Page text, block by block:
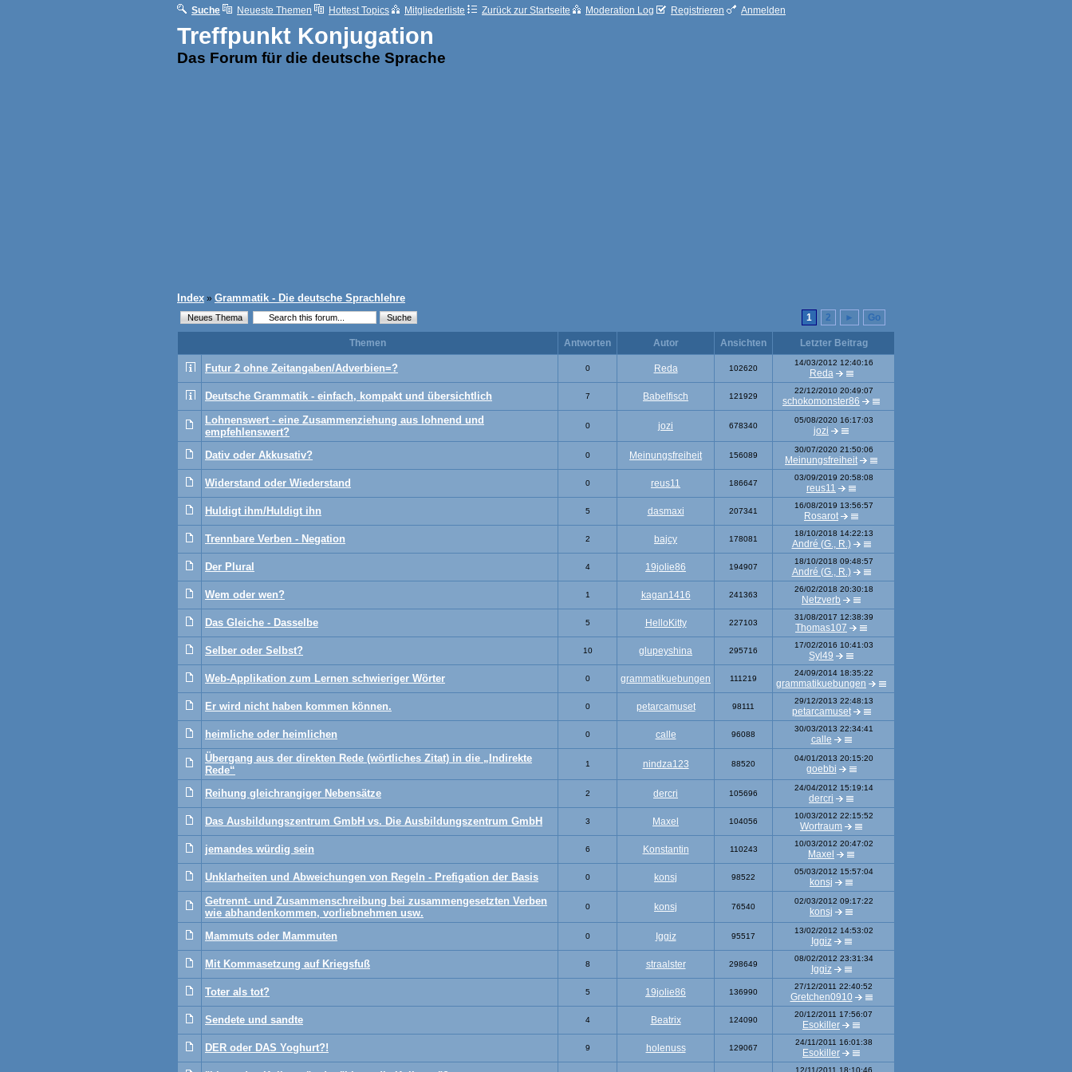
Suche Neueste Themen Hottest Topics Mitgliederliste Zurück zur Startseite Moderation Log Registrieren Anmelden
Treffpunkt Konjugation
Das Forum für die deutsche Sprache
Index » Grammatik - Die deutsche Sprachlehre
1 2 ► Go
Themen Antworten Autor Ansichten Letzter Beitrag
Futur 2 ohne Zeitangaben/Adverbien=? 0 Reda 102620
14/03/2012 12:40:16
Reda
Deutsche Grammatik - einfach, kompakt und übersichtlich 7 Babelfisch 121929
22/12/2010 20:49:07
schokomonster86
Lohnenswert - eine Zusammenziehung aus lohnend und
empfehlenswert?
0 jozi 678340
05/08/2020 16:17:03
jozi
Dativ oder Akkusativ? 0 Meinungsfreiheit 156089
30/07/2020 21:50:06
Meinungsfreiheit
Widerstand oder Wiederstand 0 reus11 186647
03/09/2019 20:58:08
reus11
Huldigt ihm/Huldigt ihn 5 dasmaxi 207341
16/08/2019 13:56:57
Rosarot
Trennbare Verben - Negation 2 bajcy 178081
18/10/2018 14:22:13
André (G., R.)
Der Plural 4 19jolie86 194907
18/10/2018 09:48:57
André (G., R.)
Wem oder wen? 1 kagan1416 241363
26/02/2018 20:30:18
Netzverb
Das Gleiche - Dasselbe 5 HelloKitty 227103
31/08/2017 12:38:39
Thomas107
Selber oder Selbst? 10 glupeyshina 295716
17/02/2016 10:41:03
Syl49
Web-Applikation zum Lernen schwieriger Wörter 0 grammatikuebungen 111219
24/09/2014 18:35:22
grammatikuebungen
Er wird nicht haben kommen können. 0 petarcamuset 98111
29/12/2013 22:48:13
petarcamuset
heimliche oder heimlichen 0 calle 96088
30/03/2013 22:34:41
calle
Übergang aus der direkten Rede (wörtliches Zitat) in die „Indirekte
Rede“
1 nindza123 88520
04/01/2013 20:15:20
goebbi
Reihung gleichrangiger Nebensätze 2 dercri 105696
24/04/2012 15:19:14
dercri
Das Ausbildungszentrum GmbH vs. Die Ausbildungszentrum GmbH 3 Maxel 104056
10/03/2012 22:15:52
Wortraum
jemandes würdig sein 6 Konstantin 110243
10/03/2012 20:47:02
Maxel
Unklarheiten und Abweichungen von Regeln - Prefigation der Basis 0 konsj 98522
05/03/2012 15:57:04
konsj
Getrennt- und Zusammenschreibung bei zusammengesetzten Verben
wie abhandenkommen, vorliebnehmen usw.
0 konsj 76540
02/03/2012 09:17:22
konsj
Mammuts oder Mammuten 0 Iggiz 95517
13/02/2012 14:53:02
Iggiz
Mit Kommasetzung auf Kriegsfuß 8 straalster 298649
08/02/2012 23:31:34
Iggiz
Toter als tot? 5 19jolie86 136990
27/12/2011 22:40:52
Gretchen0910
Sendete und sandte 4 Beatrix 124090
20/12/2011 17:56:07
Esokiller
DER oder DAS Yoghurt?! 9 holenuss 129067
24/11/2011 16:01:38
Esokiller
12/11/2011 18:10:46